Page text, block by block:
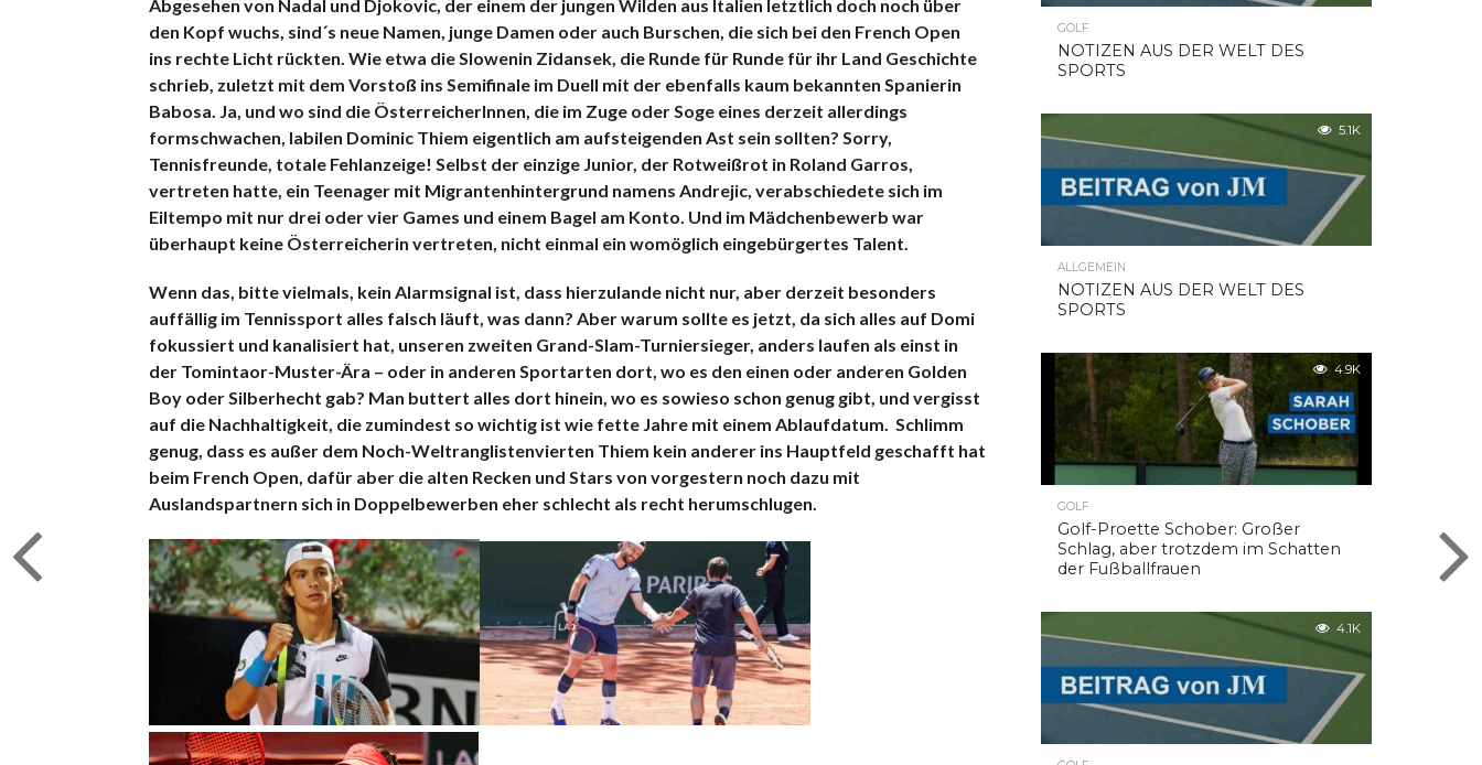
Abgesehen von Nadal und Djokovic, der einem der jungen Wilden aus Italien letztlich doch noch über
den Kopf wuchs, sind´s neue Namen, junge Damen oder auch Burschen, die sich bei den French Open
ins rechte Licht rückten. Wie etwa die Slowenin Zidansek, die Runde für Runde für ihr Land Geschichte
schrieb, zuletzt mit dem Vorstoß ins Semifinale im Duell mit der ebenfalls kaum bekannten Spanierin
Babosa. Ja, und wo sind die ÖsterreicherInnen, die im Zuge oder Soge eines derzeit allerdings
formschwachen, labilen Dominic Thiem eigentlich am aufsteigenden Ast sein sollten? Sorry,
Tennisfreunde, totale Fehlanzeige! Selbst der einzige Junior, der Rotweißrot in Roland Garros,
vertreten hatte, ein Teenager mit Migrantenhintergrund namens Andrejic, verabschiedete sich im
Eiltempo mit nur drei oder vier Games und einem Bagel am Konto. Und im Mädchenbewerb war
überhaupt keine Österreicherin vertreten, nicht einmal ein womöglich eingebürgertes Talent.
Wenn das, bitte vielmals, kein Alarmsignal ist, dass hierzulande nicht nur, aber derzeit besonders
auffällig im Tennissport alles falsch läuft, was dann? Aber warum sollte es jetzt, da sich alles auf Domi
fokussiert und kanalisiert hat, unseren zweiten Grand-Slam-Turniersieger, anders laufen als einst in
der Tomintaor-Muster-Ära – oder in anderen Sportarten dort, wo es den einen oder anderen Golden
Boy oder Silberhecht gab? Man buttert alles dort hinein, wo es sowieso schon genug gibt, und vergisst
auf die Nachhaltigkeit, die zumindest so wichtig ist wie fette Jahre mit einem Ablaufdatum. Schlimm
genug, dass es außer dem Noch-Weltranglistenvierten Thiem kein anderer ins Hauptfeld geschafft hat
beim French Open, dafür aber die alten Recken und Stars von vorgestern noch dazu mit
Auslandspartnern sich in Doppelbewerben eher schlecht als recht herumschlugen.
GOLF
NOTIZEN AUS DER WELT DES
SPORTS
5.1K
ALLGEMEIN
NOTIZEN AUS DER WELT DES
SPORTS
4.9K
GOLF
Golf-Proette Schober: Großer
Schlag, aber trotzdem im Schatten
der Fußballfrauen
4.1K